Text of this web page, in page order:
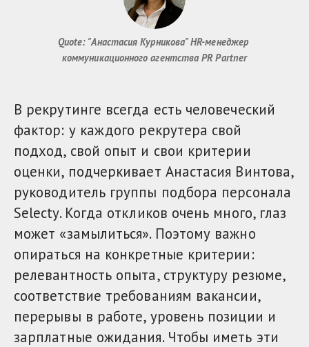
Quote: "Анастасия Курникова" HR-менеджер
коммуникационного агентства PR Partner
В рекрутинге всегда есть человеческий
фактор: у каждого рекрутера свой
подход, свой опыт и свои критерии
оценки, подчеркивает Анастасия Винтова,
руководитель группы подбора персонала
Selecty. Когда откликов очень много, глаз
может «замылиться». Поэтому важно
опираться на конкретные критерии:
релевантность опыта, структуру резюме,
соответствие требованиям вакансии,
перерывы в работе, уровень позиции и
зарплатные ожидания. Чтобы иметь эти